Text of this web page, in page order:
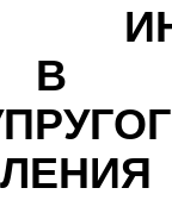
В